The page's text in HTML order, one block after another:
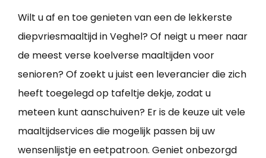
Wilt u af en toe genieten van een de lekkerste
diepvriesmaaltijd in Veghel? Of neigt u meer naar
de meest verse koelverse maaltijden voor
senioren? Of zoekt u juist een leverancier die zich
heeft toegelegd op tafeltje dekje, zodat u
meteen kunt aanschuiven? Er is de keuze uit vele
maaltijdservices die mogelijk passen bij uw
wensenlijstje en eetpatroon. Geniet onbezorgd